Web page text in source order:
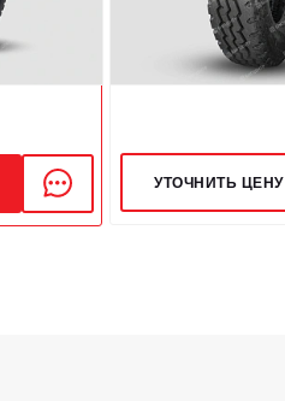
УТОЧНИТЬ ЦЕНУ